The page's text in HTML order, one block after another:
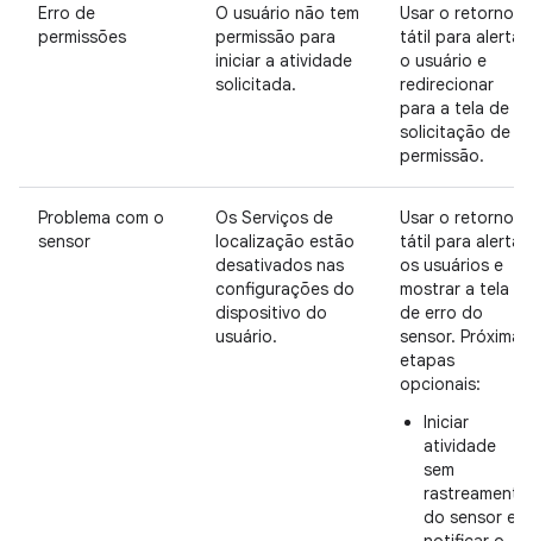
Erro de
permissões
O usuário não tem
permissão para
iniciar a atividade
solicitada.
Usar o retorno
tátil para alertar
o usuário e
redirecionar
para a tela de
solicitação de
permissão.
Problema com o
sensor
Os Serviços de
localização estão
desativados nas
configurações do
dispositivo do
usuário.
Usar o retorno
tátil para alertar
os usuários e
mostrar a tela
de erro do
sensor. Próximas
etapas
opcionais:
Iniciar
atividade
sem
rastreamento
do sensor e